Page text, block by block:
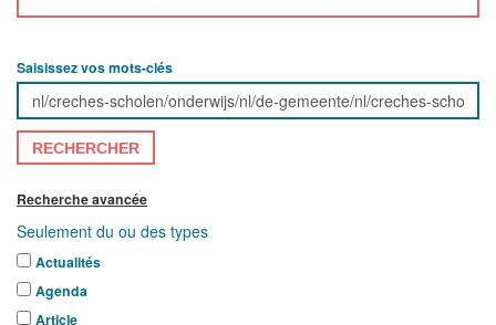
Saisissez vos mots-clés
RECHERCHER
Recherche avancée
Seulement du ou des types
Actualités
Agenda
Article